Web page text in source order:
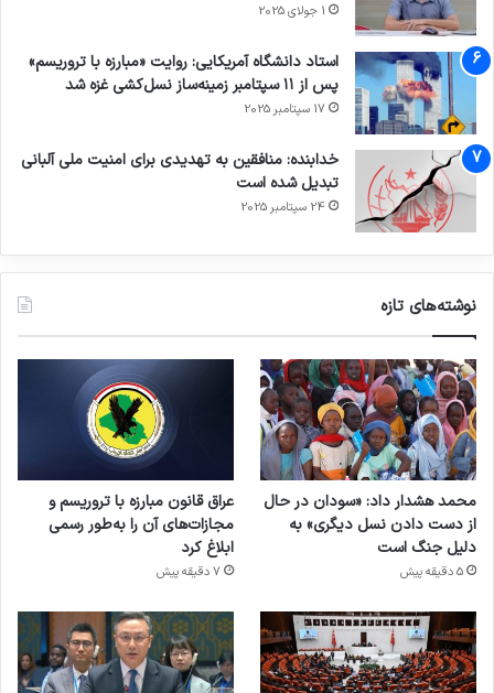
1 جولای 2025
استاد دانشگاه آمریکایی: روایت «مبارزه با تروریسم»
پس از ۱۱ سپتامبر زمینه‌ساز نسل‌کشی غزه شد
17 سپتامبر 2025
خدابنده: منافقین به تهدیدی برای امنیت ملی آلبانی
تبدیل شده است
24 سپتامبر 2025
نوشته‌های تازه
محمد هشدار داد: «سودان در حال
از دست دادن نسل دیگری» به
دلیل جنگ است
5 دقیقه پیش
عراق قانون مبارزه با تروریسم و
مجازات‌های آن را به‌طور رسمی
ابلاغ کرد
7 دقیقه پیش